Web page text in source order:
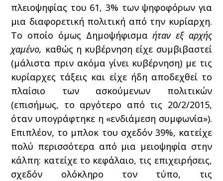
πλειοψηφίας του 61, 3% των ψηφοφόρων για
μια διαφορετική πολιτική από την κυρίαρχη.
Το οποίο όμως Δημοψήφισμα ήταν εξ αρχής
χαμένο, καθώς η κυβέρνηση είχε συμβιβαστεί
(μάλιστα πριν ακόμα γίνει κυβέρνηση) με τις
κυρίαρχες τάξεις και είχε ήδη αποδεχθεί το
πλαίσιο των ασκούμενων πολιτικών
(επισήμως, το αργότερο από τις 20/2/2015,
όταν υπογράφτηκε η «ενδιάμεση συμφωνία»).
Επιπλέον, το μπλοκ του σχεδόν 39%, κατείχε
πολύ περισσότερα από μια μειοψηφία στην
κάλπη: κατείχε το κεφάλαιο, τις επιχειρήσεις,
σχεδόν ολόκληρο τον τύπο, τις